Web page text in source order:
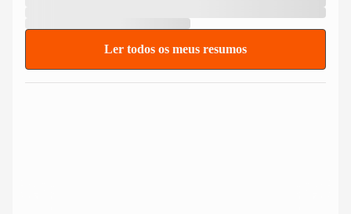
Ler todos os meus resumos